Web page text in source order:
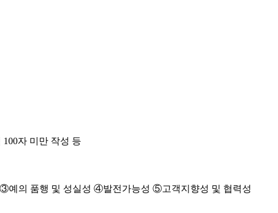
자 미만 작성 등
의 품행 및 성실성 ④발전가능성 ⑤고객지향성 및 협력성